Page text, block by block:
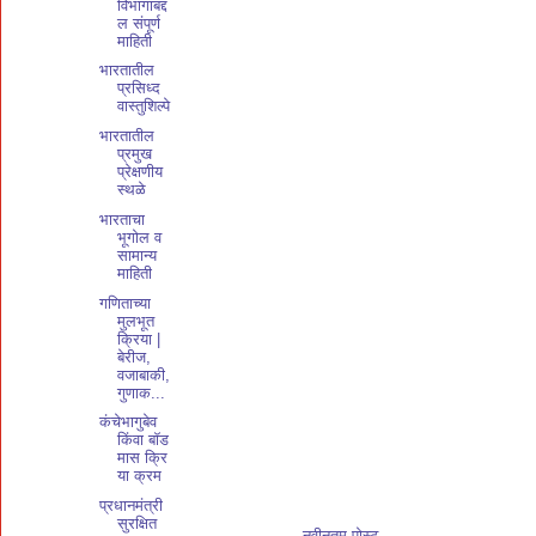
विभागाबद्द
ल संपूर्ण
माहिती
भारतातील
प्रसिध्द
वास्तुशिल्पे
भारतातील
प्रमुख
प्रेक्षणीय
स्थळे
भारताचा
भूगोल व
सामान्य
माहिती
गणिताच्या
मुलभूत
क्रिया |
बेरीज,
वजाबाकी,
गुणाक...
कंचेभागुबेव
किंवा बॉड
मास क्रि
या क्रम
प्रधानमंत्री
सुरक्षित